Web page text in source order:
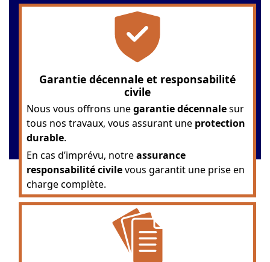
Garantie décennale et responsabilité
civile
Nous vous offrons unegarantie décennalesur
tous nos travaux, vous assurant une protection
durable.
En cas d’imprévu, notreassurance
responsabilité civilevous garantit une prise en
charge complète.